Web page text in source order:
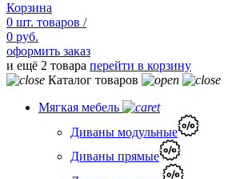
Корзина
0 шт. товаров /
0 руб.
оформить заказ
и ещё 2 товара перейти в корзину
Каталог товаров
Мягкая мебель
Диваны модульные
Диваны прямые